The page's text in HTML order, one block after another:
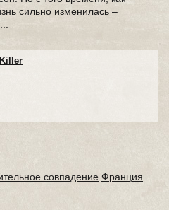
сильно изменилась –
совпадение Франция